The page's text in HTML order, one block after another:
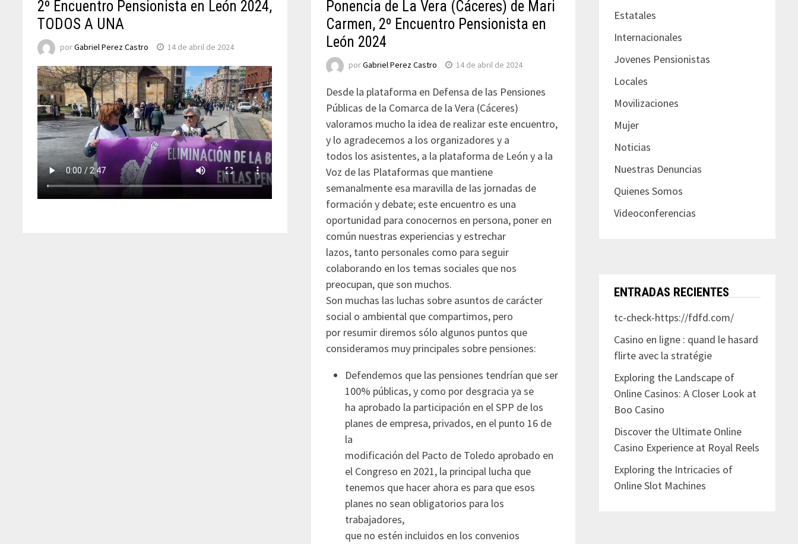
2º Encuentro Pensionista en León 2024,
TODOS A UNA
porGabriel Perez Castro 14 de abril de 2024
Ponencia de La Vera (Cáceres) de Mari
Carmen, 2º Encuentro Pensionista en
León 2024
porGabriel Perez Castro 14 de abril de 2024
Desde la plataforma en Defensa de las Pensiones
Públicas de la Comarca de la Vera (Cáceres)
valoramos mucho la idea de realizar este encuentro,
y lo agradecemos a los organizadores y a
todos los asistentes, a la plataforma de León y a la
Voz de las Plataformas que mantiene
semanalmente esa maravilla de las jornadas de
formación y debate; este encuentro es una
oportunidad para conocernos en persona, poner en
común nuestras experiencias y estrechar
lazos, tanto personales como para seguir
colaborando en los temas sociales que nos
preocupan, que son muchos.
Son muchas las luchas sobre asuntos de carácter
social o ambiental que compartimos, pero
por resumir diremos sólo algunos puntos que
consideramos muy principales sobre pensiones:
Defendemos que las pensiones tendrían que ser
100% públicas, y como por desgracia ya se
ha aprobado la participación en el SPP de los
planes de empresa, privados, en el punto 16 de
la
modificación del Pacto de Toledo aprobado en
el Congreso en 2021, la principal lucha que
tenemos que hacer ahora es para que esos
planes no sean obligatorios para los
trabajadores,
que no estén incluidos en los convenios
Estatales
Internacionales
Jovenes Pensionistas
Locales
Movilizaciones
Mujer
Noticias
Nuestras Denuncias
Quienes Somos
Videoconferencias
ENTRADAS RECIENTES
tc-check-https://fdfd.com/
Casino en ligne : quand le hasard
flirte avec la stratégie
Exploring the Landscape of
Online Casinos: A Closer Look at
Boo Casino
Discover the Ultimate Online
Casino Experience at Royal Reels
Exploring the Intricacies of
Online Slot Machines